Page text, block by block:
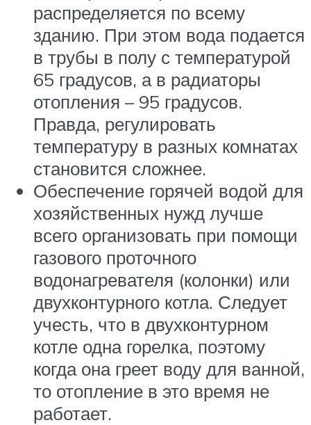
распределяется по всему
зданию. При этом вода подается
в трубы в полу с температурой
65 градусов, а в радиаторы
отопления – 95 градусов.
Правда, регулировать
температуру в разных комнатах
становится сложнее.
Обеспечение горячей водой для
хозяйственных нужд лучше
всего организовать при помощи
газового проточного
водонагревателя (колонки) или
двухконтурного котла. Следует
учесть, что в двухконтурном
котле одна горелка, поэтому
когда она греет воду для ванной,
то отопление в это время не
работает.